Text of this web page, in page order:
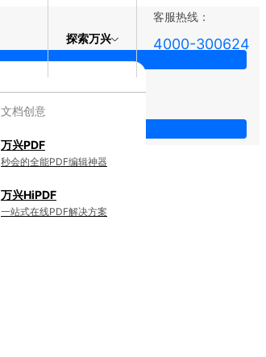
探索万兴
客服热线：
4000-300624
文档创意
万兴PDF
秒会的全能PDF编辑神器
万兴HiPDF
一站式在线PDF解决方案